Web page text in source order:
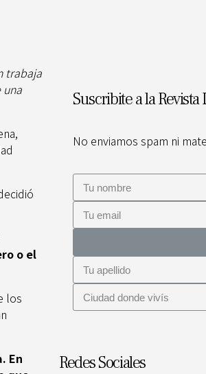
trabaja
una
o el
los
En
Suscribite a la
No enviamos spam ni
Redes Sociales